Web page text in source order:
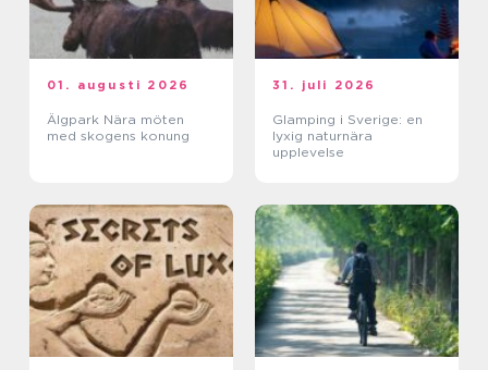
01. augusti 2026
Älgpark Nära möten
med skogens konung
31. juli 2026
Glamping i Sverige: en
lyxig naturnära
upplevelse